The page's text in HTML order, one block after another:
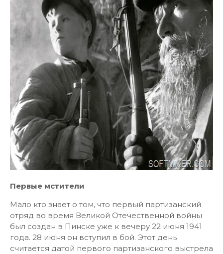
Первые мстители
Мало кто знает о том, что первый партизанский
отряд во время Великой Отечественной войны
был создан в Пинске уже к вечеру 22 июня 1941
года. 28 июня он вступил в бой. Этот день
считается датой первого партизанского выстрела